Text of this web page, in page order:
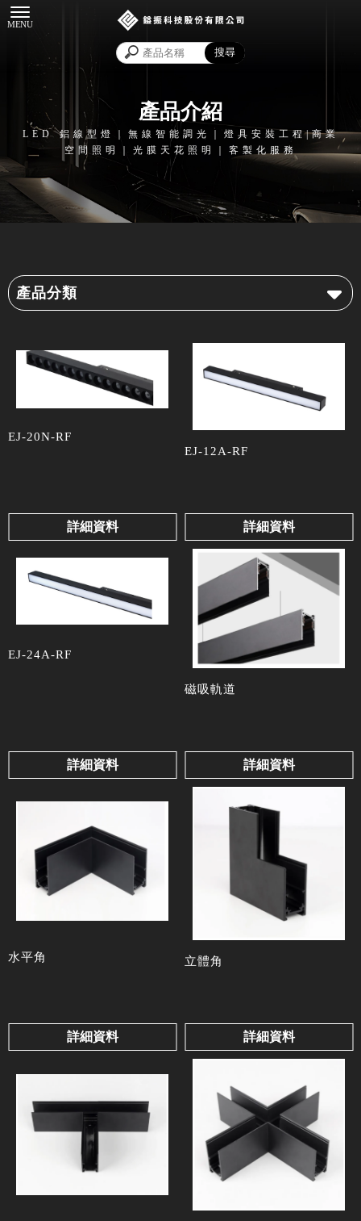
產品介紹
產品分類
EJ-20N-RF
詳細資料
EJ-12A-RF
詳細資料
EJ-24A-RF
詳細資料
磁吸軌道
詳細資料
水平角
詳細資料
立體角
詳細資料